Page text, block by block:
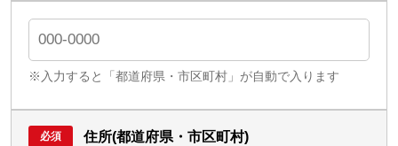
※入力すると「都道府県・市区町村」が自動で入ります
住所(都道府県・市区町村)